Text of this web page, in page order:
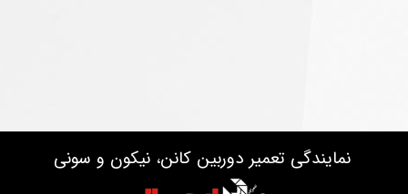
نمایندگی تعمیر دوربین کانن، نیکون و سونی